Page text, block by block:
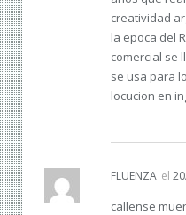
creatividad
la epoca del
comercial se
se usa para
locucion en
FLUENZA el
callense